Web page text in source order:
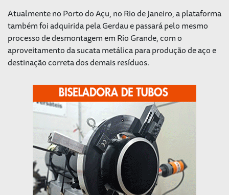
Atualmente no Porto do Açu, no Rio de Janeiro, a plataforma
também foi adquirida pela Gerdau e passará pelo mesmo
processo de desmontagem em Rio Grande, com o
aproveitamento da sucata metálica para produção de aço e
destinação correta dos demais resíduos.